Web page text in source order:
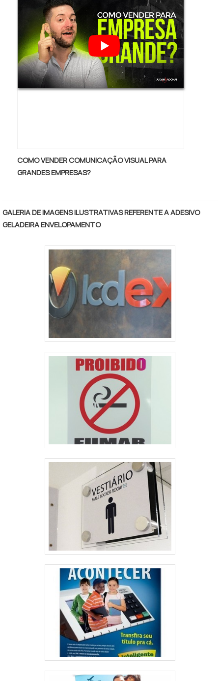
COMO VENDER COMUNICAÇÃO VISUAL PARA
GRANDES EMPRESAS?
GALERIA DE IMAGENS ILUSTRATIVAS REFERENTE A ADESIVO
GELADEIRA ENVELOPAMENTO